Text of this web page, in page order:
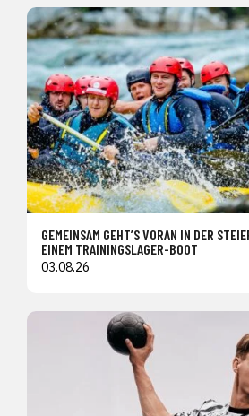
GEMEINSAM GEHT’S VORAN IN DER
EINEM TRAININGSLAGER-BOOT
03.08.26